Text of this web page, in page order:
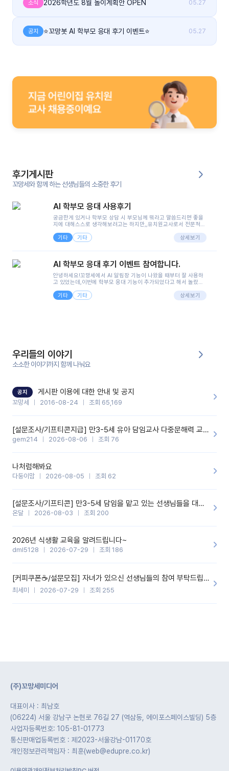
타그
램
브
소식 2026학년도 8월 놀이계획안 OPEN 05.27
공지 ⭐꼬망봇 AI 학부모 응대 후기 이벤트⭐ 05.27
후기게시판
꼬망세와 함께 하는 선생님들의 소중한 후기
AI 학부모 응대 사용후기
궁금한게 있거나 학부모 상담 시 부모님께 뭐라고 말씀드리면 좋을
지에 대해스스로 생각해보려고는 하지만,,유치원교사로서 전문적인
려니 어려울때가...^^(저만 그런거 아니죠 ㅜㅜ)꼬망봇의 장점은 지
피티나 제미나이는 몇세이고 여자인지 남자인지 등그래도 좀 기본
정보를 제공하면서 물어봐야할 때가 있어그때마다 정보를 입력하는
으셔서 고민이 됐는데ai 학부모 응대를 써볼 수 있어서 좋았어요!앞
면..)그리고 제가 신입 때 이게 있었더라면 ㅜㅜㅜㅜ?응대 팁이 정말
좋은거 같아요지금은 그래도 아이들이 잘 이해 되지만초임 때는 정
말 어려워서 항상다른 선생님들께 도움을 요청했었거든요..ㅠ*일지
쓸 때도 좀 도움이 되는 거 같아요!
기타 기타 상세보기
AI 학부모 응대 후기 이벤트 참여합니다.
안녕하세요!꼬망세에서 AI 알림장 기능이 나왔을 때부터 잘 사용하
고 있었는데,이번에 학부모 응대 기능이 추가되었다고 해서 놀랐습
님 응대에 더 많은 부담을 느끼고 있습니다 ㅠㅠ이번에 제가 원에서
겪은 일과 학부모님께 전달드렸던 내용을 함께 보시고,저와 비슷한
을 많이 하는데,꼬망봇 덕분에 고민하는 시간을 줄이고 학부모님을
안심시킬 수 있었습니다.이 부분은 꼬망봇이 추가로 알려준 응대 tip
입니다.학부모님께 전화를 드리기 전에, 내용을 숙지하여 좀 더 전문
성 있는 교사가 되어 대화를 나눌 수 있었습니다.꼬망세 AI학부모 응
기능을 개발해 주셔서 감사합니다.
기타 기타 상세보기
우리들의 이야기
소소한 이야기까지 함께 나눠요
공지 게시판 이용에 대한 안내 및 공지
꼬망세 2016-08-24 조회 65,169
[설문조사/기프티콘지급] 만3-5세 유아 담임교사 다중문해력 교육 증진을 위한 설문조사
gem214 2026-08-06 조회 76
나처럼해봐요
다둥이맘 2026-08-05 조회 62
[설문조사/기프티콘] 만3-5세 담임을 맡고 있는 선생님들을 대상으로 설문조사를 합니다!
온달 2026-08-03 조회 200
2026년 식생활 교육을 알려드립니다~
dml5128 2026-07-29 조회 186
[커피쿠폰☕️/설문모집] 자녀가 있으신 선생님들의 참여 부탁드립니다!!
최세미 2026-07-29 조회 255
(주)꼬망세미디어
대표이사 : 최남호
(06224) 서울 강남구 논현로 76길 27 (역삼동, 에이포스페이스빌딩) 5층
사업자등록번호: 105-81-01773
통신판매업등록번호 : 제2023-서울강남-01170호
개인정보관리책임자 : 최훈(web@edupre.co.kr)